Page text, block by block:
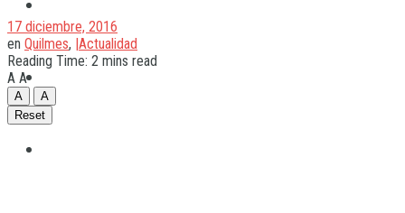
17 diciembre, 2016
en Quilmes, |Actualidad
Reading Time: 2 mins read
A A
A
A
Reset